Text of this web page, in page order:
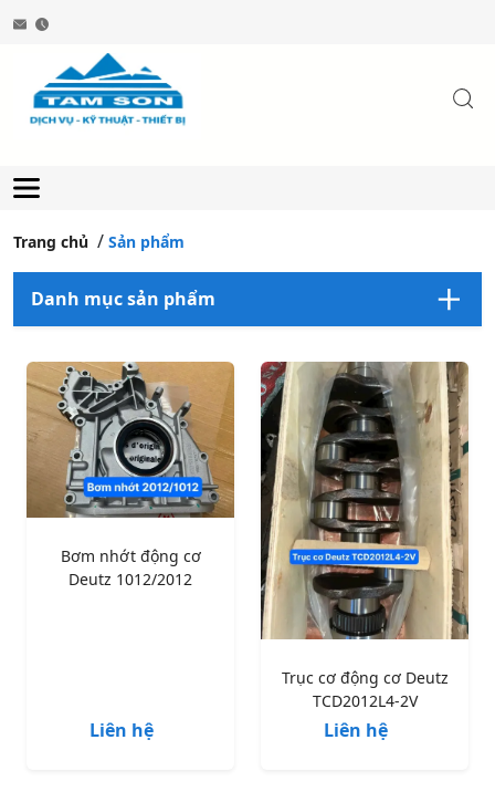
Trang chủ Sản phẩm
Danh mục sản phẩm
Bơm nhớt động cơ
Deutz 1012/2012
Liên hệ
Trục cơ động cơ Deutz
TCD2012L4-2V
Liên hệ